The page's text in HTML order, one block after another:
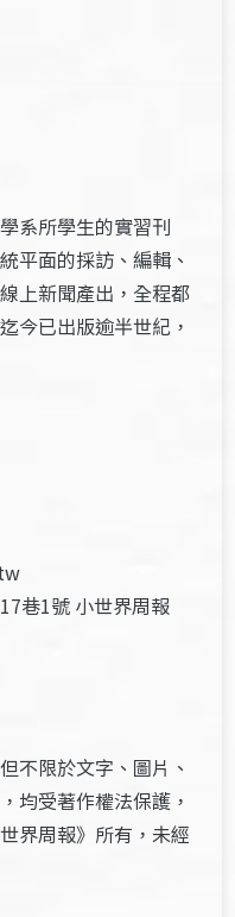
系所學生的實習刊
平面的採訪、編輯、
上新聞產出，全程都
今已出版逾半世紀，
巷1號 小世界周報
不限於文字、圖片、
均受著作權法保護，
界周報》所有，未經